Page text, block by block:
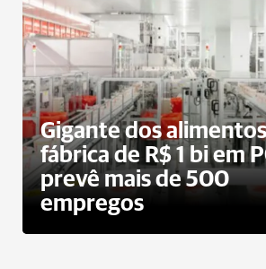
Gigante dos
fábrica de R$ 1 bi em
prevê mais de 500
empregos